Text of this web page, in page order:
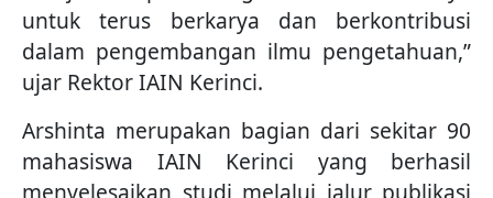
untuk terus berkarya dan berkontribusi
dalam pengembangan ilmu pengetahuan,”
ujar Rektor IAIN Kerinci.
Arshinta merupakan bagian dari sekitar 90
mahasiswa IAIN Kerinci yang berhasil
menyelesaikan studi melalui jalur publikasi